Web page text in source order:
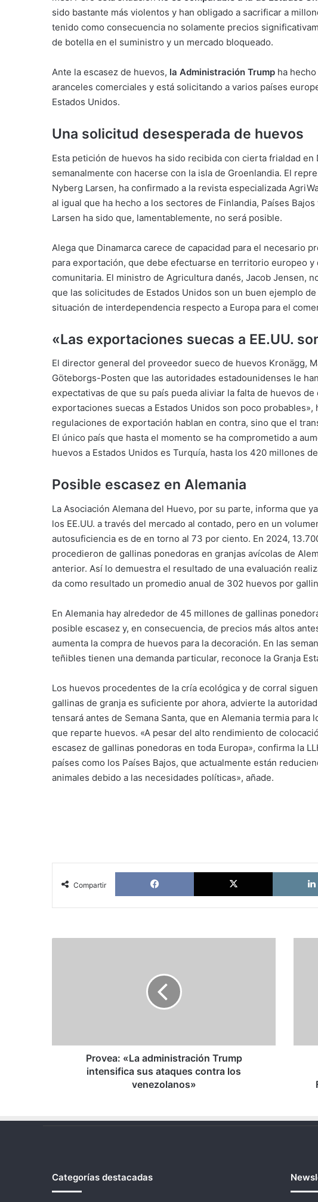
sido bastante más violentos y han obligado a sacrificar a
tenido como consecuencia no solamente precios
de botella en el suministro y un mercado bloqueado.
Ante la escasez de huevos, la Administración Trump ha
aranceles comerciales y está solicitando a varios países
Estados Unidos.
Una solicitud desesperada de huevos
Esta petición de huevos ha sido recibida con cierta frialdad en
semanalmente con hacerse con la isla de Groenlandia. El
Nyberg Larsen, ha confirmado a la revista especializada
al igual que ha hecho a los sectores de Finlandia, Países
Larsen ha sido que, lamentablemente, no será posible.
Alega que Dinamarca carece de capacidad para el necesario
para exportación, que debe efectuarse en territorio europeo
comunitaria. El ministro de Agricultura danés, Jacob Jensen,
que las solicitudes de Estados Unidos son un buen ejemplo
situación de interdependencia respecto a Europa para el
«Las exportaciones suecas a EE.UU.
El director general del proveedor sueco de huevos Kronägg,
Göteborgs-Posten que las autoridades estadounidenses le
expectativas de que su país pueda aliviar la falta de huevos
exportaciones suecas a Estados Unidos son poco probables»,
regulaciones de exportación hablan en contra, sino que el
El único país que hasta el momento se ha comprometido a
huevos a Estados Unidos es Turquía, hasta los 420 millones
Posible escasez en Alemania
La Asociación Alemana del Huevo, por su parte, informa que
los EE.UU. a través del mercado al contado, pero en un
autosuficiencia es de en torno al 73 por ciento. En 2024,
procedieron de gallinas ponedoras en granjas avícolas de
anterior. Así lo demuestra el resultado de una evaluación
da como resultado un promedio anual de 302 huevos por
En Alemania hay alrededor de 45 millones de gallinas
posible escasez y, en consecuencia, de precios más altos
aumenta la compra de huevos para la decoración. En las
teñibles tienen una demanda particular, reconoce la Granja
Los huevos procedentes de la cría ecológica y de corral
gallinas de granja es suficiente por ahora, advierte la
tensará antes de Semana Santa, que en Alemania termia
que reparte huevos. «A pesar del alto rendimiento de
escasez de gallinas ponedoras en toda Europa», confirma la
países como los Países Bajos, que actualmente están
animales debido a las necesidades políticas», añade.
Compartir
Facebook X
los
venezolanos»Provea: «La administración Trump
intensifica sus ataques contra los
venezolanos»
alianza
Trump
Categorías destacadas